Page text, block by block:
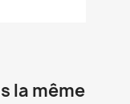
la même